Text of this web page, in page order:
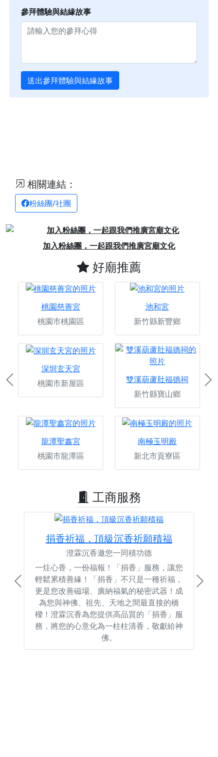
參拜體驗與結緣故事
送出參拜體驗與結緣故事
相關連結：
粉絲團/社團
加入粉絲團，一起跟我們推廣宮廟文化
Previous
好廟推薦
桃園慈善宮
桃園市桃園區
池和宮
新竹縣新豐鄉
深圳玄天宮
桃園市新屋區
雙溪葫蘆肚福德祠
新竹縣寶山鄉
龍潭聖鑫宮
桃園市龍潭區
南極玉明殿
新北市貢寮區
Previous
工商服務
捐香祈福，頂級沉香祈願積福
澄霖沉香邀您一同積功德
一炷心香，一份福報！「捐香」服務，讓您
輕鬆累積善緣！「捐香」不只是一種祈福，
更是您改善磁場、廣納福氣的秘密武器！成
為您與神佛、祖先、天地之間最直接的橋
樑！澄霖沉香為您提供高品質的「捐香」服
務，將您的心意化為一柱柱清香，敬獻給神
佛。
Previous Next